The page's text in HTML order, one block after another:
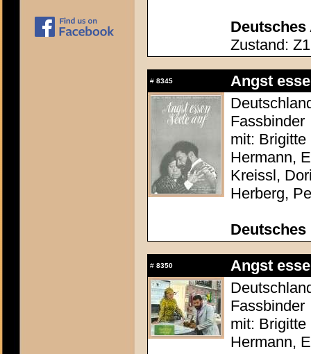
Deutsches
Zustand: Z1
# 8345
Angst
Fassbinder
mit:
Hermann,
Kreissl,
Herberg,
# 8350
Angst
Fassbinder
mit:
Hermann,